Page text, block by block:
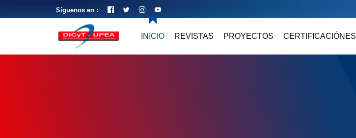
Síguenos en :
INICIO REVISTAS PROYECTOS CERTIFICACIÓNES